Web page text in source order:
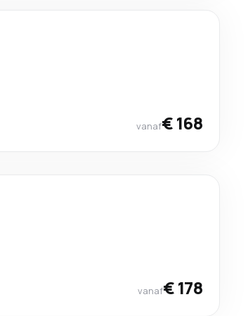
vanaf€ 168
vanaf€ 178